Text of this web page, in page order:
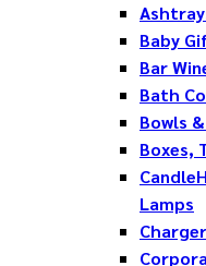
Baby
Bar
Bath
Bowls
Boxes,
Lamps